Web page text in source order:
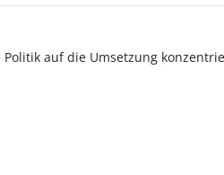
auf die Umsetzung